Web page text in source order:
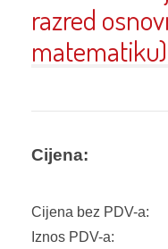
razred
matematiku)
Cijena:
Cijena bez PDV-a:
Iznos PDV-a: